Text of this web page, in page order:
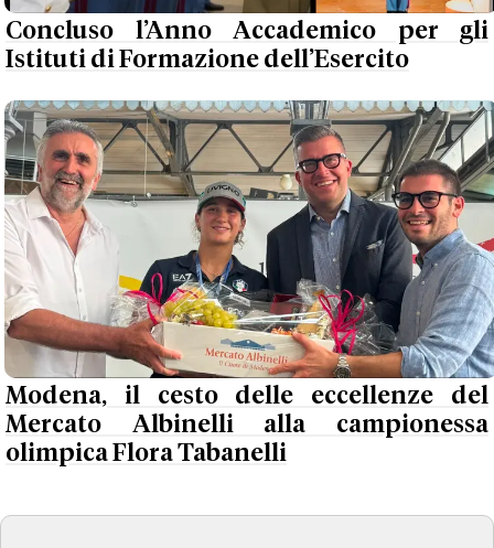
Concluso l’Anno Accademico per gli
Istituti di Formazione dell’Esercito
Modena, il cesto delle eccellenze del
Mercato Albinelli alla campionessa
olimpica Flora Tabanelli